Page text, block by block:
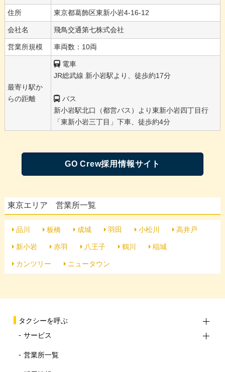
住所 東京都葛飾区東新小岩4-16-12
会社名 飛鳥交通第七株式会社
営業所規模 車両数：10両
最寄り駅か
らの距離
電車
JR総武線 新小岩駅より、徒歩約17分
バス
新小岩駅北口（都営バス）より東新小岩四丁目行
「東新小岩三丁目」下車、徒歩約4分
GO Crew採用情報サイト
東京エリア 営業所一覧
品川 板橋 成城 羽田 小松川 高井戸
新小岩 赤羽 八王子 鶴川 稲城
カンツリー ニュータウン
タクシーを呼ぶ
サービス
営業所一覧